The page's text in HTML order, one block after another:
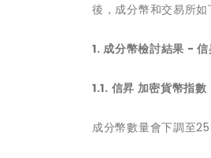
後，成分幣和交易所如
1.成分幣檢討結果 -信
1.1. 信昇 加密貨幣指數
成分幣數量會下調至